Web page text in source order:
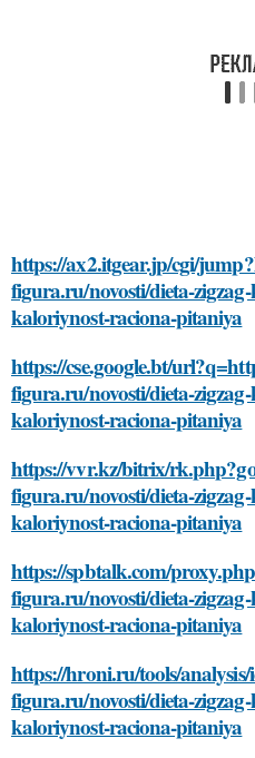
https://ax2.itgear.jp/cgi/
figura.ru/novosti/dieta-
kaloriynost-raciona-pitaniya
https://cse.google.bt/
figura.ru/novosti/dieta-
kaloriynost-raciona-pitaniya
https://vvr.kz/bitrix/
figura.ru/novosti/dieta-
kaloriynost-raciona-pitaniya
https://spbtalk.com/
figura.ru/novosti/dieta-
kaloriynost-raciona-pitaniya
https://hroni.ru/tools/analysis/
figura.ru/novosti/dieta-
kaloriynost-raciona-pitaniya